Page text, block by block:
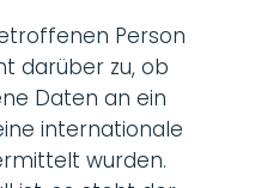
Person
darüber zu, ob
Daten an ein
internationale
wurden.